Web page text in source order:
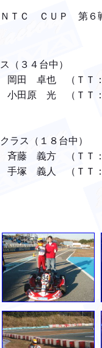
Ｃ ＣＵＰ 第６
４台中）
也 （ＴＴ：
（ＴＴ：２
（１８台中）
（ＴＴ：
（ＴＴ：１